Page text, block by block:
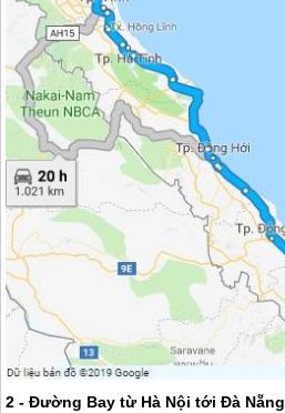
2 - Đường Bay từ Hà Nội tớiĐà Nẵng